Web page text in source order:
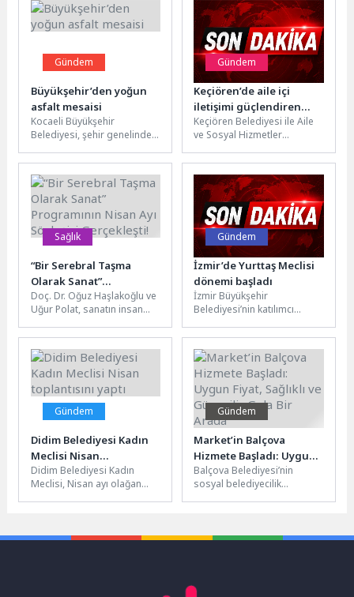
Gündem
Büyükşehir’den yoğun
asfalt mesaisi
Kocaeli Büyükşehir
Belediyesi, şehir genelinde
çalışmalarını yoğun bir
şekilde sürdürüyor....
Gündem
Keçiören’de aile içi
iletişimi güçlendiren
seminer
Keçiören Belediyesi ile Aile
ve Sosyal Hizmetler
Güngörmüşler Konağı’nda
“Aile İçi İletişimin...
Sağlık
“Bir Serebral Taşma
Olarak Sanat”
Programının Nisan Ayı
Söyleşisi Gerçekleşti!
Doç. Dr. Oğuz Haşlakoğlu ve
Uğur Polat, sanatın insan
olduğunu ortaya koyan...
Gündem
İzmir’de Yurttaş Meclisi
dönemi başladı
İzmir Büyükşehir
Belediyesi’nin katılımcı
geçirdiği Yurttaş
Meclisleri’nde ilk oturumlar
Seferihisar, Menderes ve...
Gündem
Didim Belediyesi Kadın
Meclisi Nisan
toplantısını yaptı
Didim Belediyesi Kadın
Meclisi, Nisan ayı olağan
Gündem
Market’in Balçova
Hizmete Başladı: Uygun
Fiyat, Sağlıklı ve
Güvenilir Gıda Bir Arada
Balçova Belediyesi’nin
sosyal belediyecilik
ilgi...